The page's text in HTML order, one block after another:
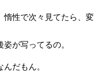
惰性で次々見てたら、変
が写ってるの。
だもん。